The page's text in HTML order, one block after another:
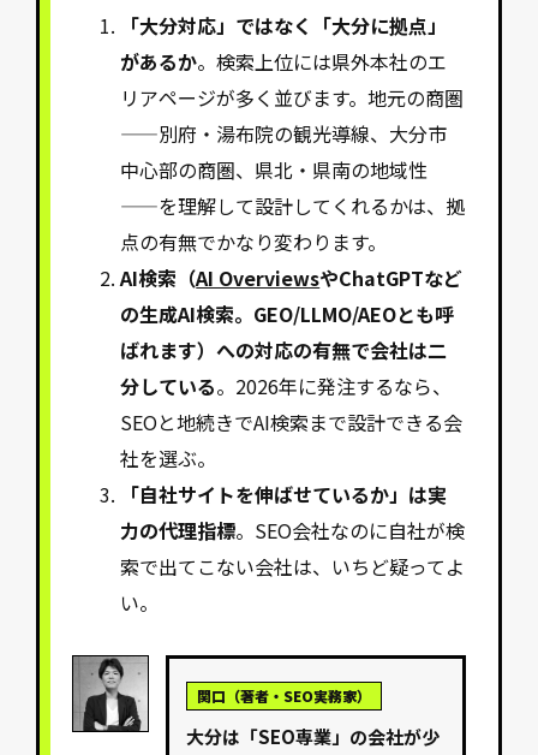
「大分対応」ではなく「大分に拠点」
があるか。検索上位には県外本社のエ
リアページが多く並びます。地元の商圏
——別府・湯布院の観光導線、大分市
中心部の商圏、県北・県南の地域性
——を理解して設計してくれるかは、拠
点の有無でかなり変わります。
AI検索（AI OverviewsやChatGPTなど
の生成AI検索。GEO/LLMO/AEOとも呼
ばれます）への対応の有無で会社は二
分している。2026年に発注するなら、
SEOと地続きでAI検索まで設計できる会
社を選ぶ。
「自社サイトを伸ばせているか」は実
力の代理指標。SEO会社なのに自社が検
索で出てこない会社は、いちど疑ってよ
い。
関口（著者・SEO実務家）
大分は「SEO専業」の会社が少